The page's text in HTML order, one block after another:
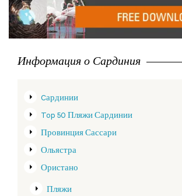
Информация о Сардиния
Cардинии
Top 50 Пляжи Сардинии
Провинция Сассари
Ольястра
Ористано
Пляжи